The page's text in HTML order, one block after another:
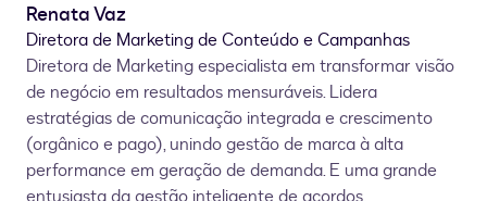
Renata Vaz
Diretora de Marketing de Conteúdo e Campanhas
Diretora de Marketing especialista em transformar visão
de negócio em resultados mensuráveis. Lidera
estratégias de comunicação integrada e crescimento
(orgânico e pago), unindo gestão de marca à alta
performance em geração de demanda. E uma grande